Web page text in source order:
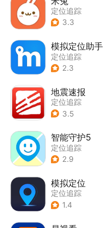
定位追踪
3.3
模拟定位助手
定位追踪
2.3
地震速报
定位追踪
3.5
智能守护5
定位追踪
2.9
模拟定位
定位追踪
1.4